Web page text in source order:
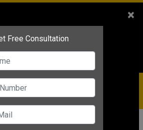
+91-9910344443
919810544443
Businee Coach
×